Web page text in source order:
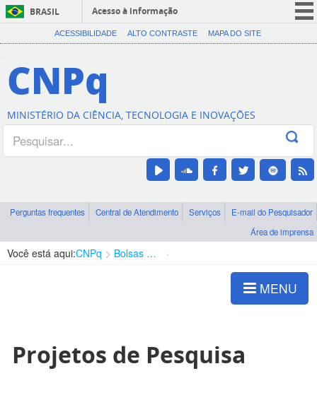
BRASIL
Acesso à informação
CORONAVÍRUS (COVID-19)
Canais
ACESSIBILIDADE ALTO CONTRASTE MAPA DO SITE
CNPq
MINISTÉRIO DA CIÊNCIA, TECNOLOGIA E INOVAÇÕES
Perguntas frequentes Central de Atendimento Serviços
E-mail do Pesquisador
Área de imprensa
Você está aqui:CNPq Bolsas e Auxílios Vigentes
MENU
Projetos de Pesquisa